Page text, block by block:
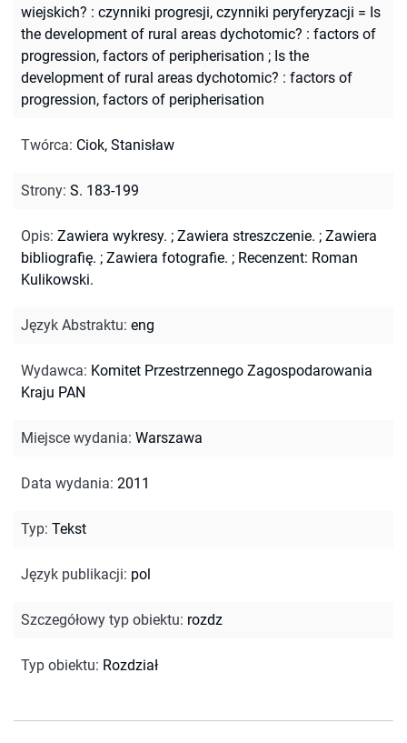
wiejskich? : czynniki progresji, czynniki peryferyzacji = Is
the development of rural areas dychotomic? : factors of
progression, factors of peripherisation ; Is the
development of rural areas dychotomic? : factors of
progression, factors of peripherisation
Twórca: Ciok, Stanisław
Strony: S. 183-199
Opis: Zawiera wykresy. ; Zawiera streszczenie. ; Zawiera
bibliografię. ; Zawiera fotografie. ; Recenzent: Roman
Kulikowski.
Język Abstraktu: eng
Wydawca: Komitet Przestrzennego Zagospodarowania
Kraju PAN
Miejsce wydania: Warszawa
Data wydania: 2011
Typ: Tekst
Język publikacji: pol
Szczegółowy typ obiektu: rozdz
Typ obiektu: Rozdział